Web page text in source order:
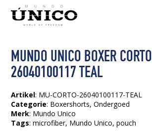
MUNDO UNICO BOXER CORTO
26040100117 TEAL
Artikel: MU-CORTO-26040100117-TEAL
Categorie: Boxershorts,Ondergoed
Merk: Mundo Unico
Tags:microfiber, Mundo Unico, pouch